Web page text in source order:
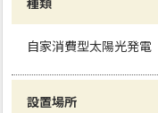
自家消費型太陽光発電
設置場所